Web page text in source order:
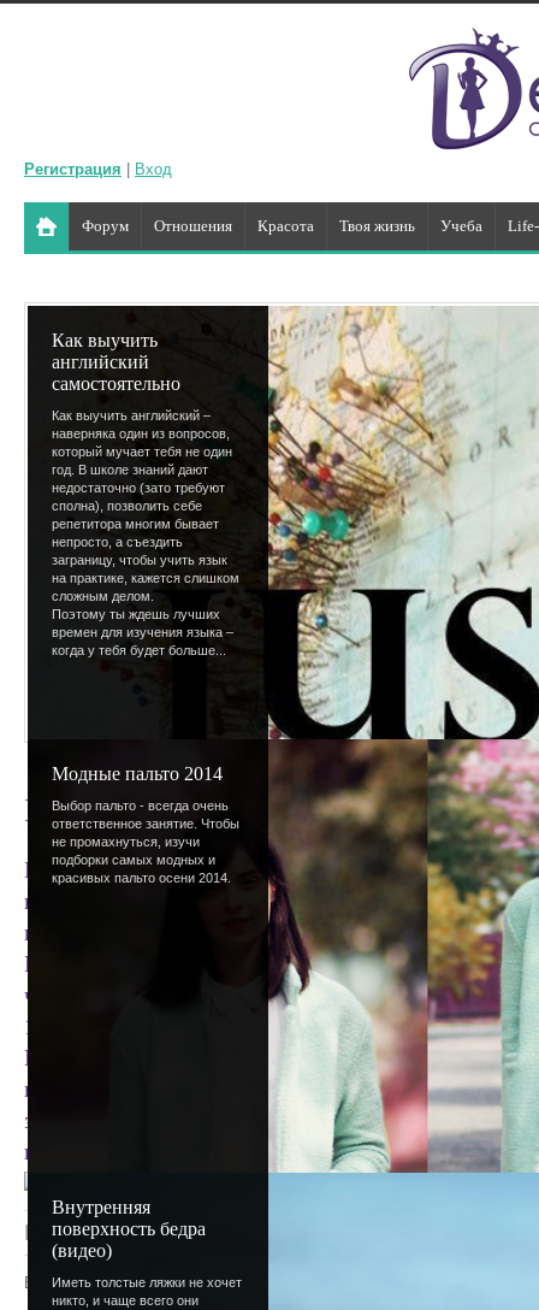
Регистрация Вход
Форум Отношения Красота Твоя жизнь Учеба
Как выучить
английский
самостоятельно
Как выучить английский –
наверняка один из вопросов,
который мучает тебя не один
год. В школе знаний дают
недостаточно (зато требуют
сполна), позволить себе
репетитора многим бывает
непросто, а съездить
заграницу, чтобы учить язык
на практике, кажется слишком
сложным делом.
Поэтому ты ждешь лучших
времен для изучения языка –
когда у тебя будет больше...
Модные пальто 2014
Выбор пальто - всегда очень
ответственное занятие. Чтобы
не промахнуться, изучи
подборки самых модных и
красивых пальто осени 2014.
Внутренняя
поверхность бедра
(видео)
Иметь толстые ляжки не хочет
никто, и чаще всего они
Нас 2000!
Когда-то 100 зарегистрированных пользователей
популярности. Не только для нашего сайта, но и
подростковых.
Когда-то 500 показалось громадной цифрой, а
человек казался чем-то странным и в голове не
1000 участников?".
Ну когда-то сайта вообще не было. А еще больше
интернета. Но важнее то, что сейчас... Сегодня
зарегистрировано 2000 человек. Поздравляю,
нибудь эта цифра покажется абсурдно
Просмотров: 1181 |
Всего комментариев:0